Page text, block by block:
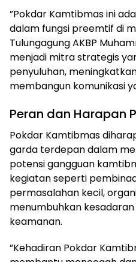
​”Pokdar Kamtibmas ini
dalam fungsi preemtif di
Tulungagung AKBP
menjadi mitra strategis
penyuluhan,
membangun komunikasi
​Peran dan Harapan
​Pokdar Kamtibmas
garda terdepan dalam
potensi gangguan
kegiatan seperti
permasalahan kecil,
menumbuhkan
keamanan.
​”Kehadiran Pokdar